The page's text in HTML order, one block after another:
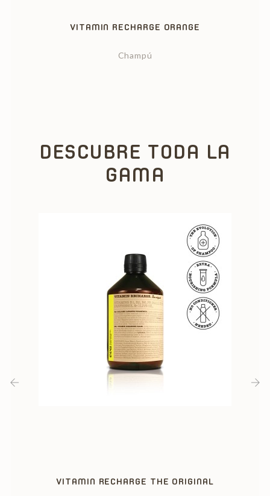
VITAMIN RECHARGE ORANGE
Champú
DESCUBRE TODA LA
GAMA
VITAMIN RECHARGE THE ORIGINAL